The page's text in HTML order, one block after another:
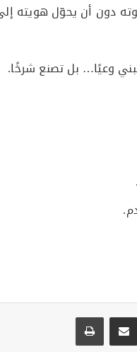
دون أن يحوّل هويته
وعيًا… بل تصنع شرخًا.
مشاركة عبر البريد طباعة